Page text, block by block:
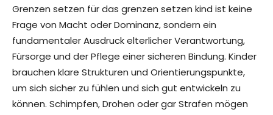
Grenzen setzen für das grenzen setzen kind ist keine
Frage von Macht oder Dominanz, sondern ein
fundamentaler Ausdruck elterlicher Verantwortung,
Fürsorge und der Pflege einer sicheren Bindung. Kinder
brauchen klare Strukturen und Orientierungspunkte,
um sich sicher zu fühlen und sich gut entwickeln zu
können. Schimpfen, Drohen oder gar Strafen mögen